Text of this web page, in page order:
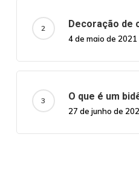
Decoração de
4 de maio de 2021
O que é um
27 de junho de